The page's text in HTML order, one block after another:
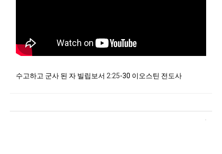
수고하고 군사 된 자 빌립보서 2:25-30 이오스틴 전도사